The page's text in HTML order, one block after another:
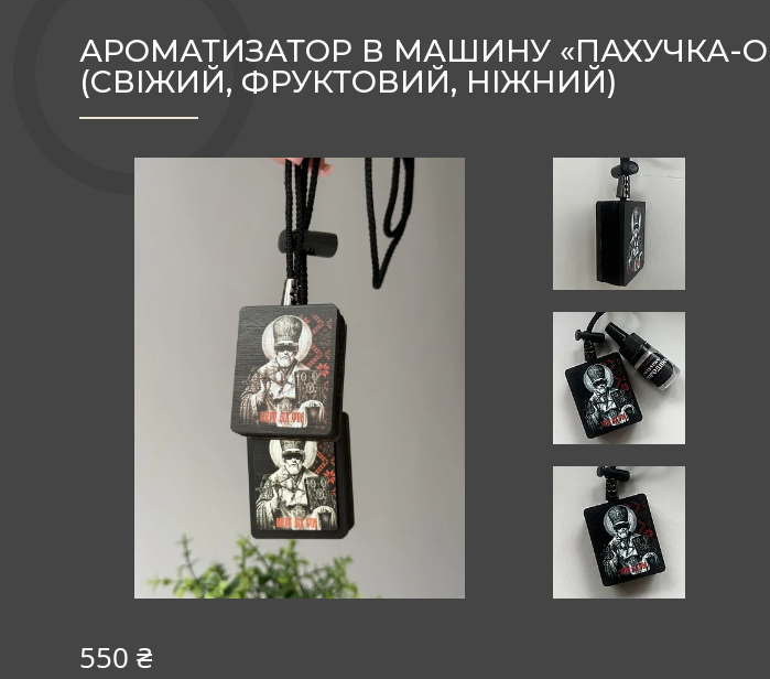
АРОМАТИЗАТОР В МАШИНУ «ПАХУЧКА-
(СВІЖИЙ, ФРУКТОВИЙ, НІЖНИЙ)
550 ₴